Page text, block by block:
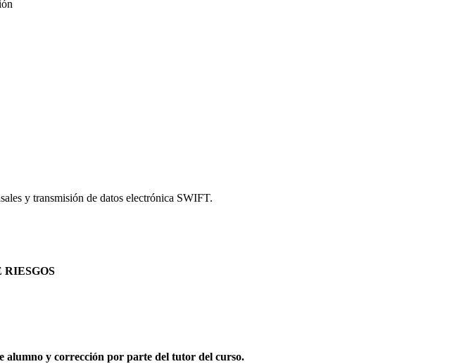
y transmisión de datos electrónica SWIFT.
alumno y corrección por parte del tutor del curso.